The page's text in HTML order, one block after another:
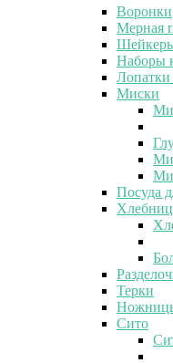
Воронки
Мерная
Наборы
Миски
Посуда
Терки
Сито